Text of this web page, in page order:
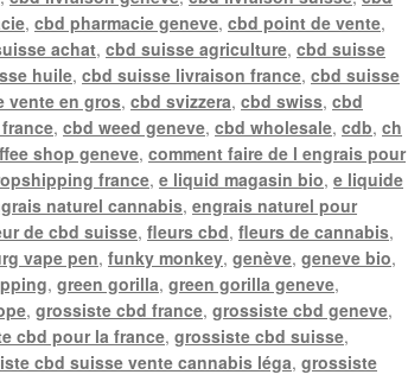
,cbd pharmacie geneve,cbd point de vente,
achat,cbd suisse agriculture,cbd suisse
huile,cbd suisse livraison france,cbd suisse
vente en gros,cbd svizzera,cbd swiss,cbd
,cbd weed geneve,cbd wholesale,cdb,ch
shop geneve,comment faire de l engrais pour
france,e liquid magasin bio,e liquide
naturel cannabis,engrais naturel pour
de cbd suisse,fleurs cbd,fleurs de cannabis,
vape pen,funky monkey,genève,geneve bio,
,green gorilla,green gorilla geneve,
,grossiste cbd france,grossiste cbd geneve,
cbd pour la france,grossiste cbd suisse,
cbd suisse vente cannabis léga,grossiste